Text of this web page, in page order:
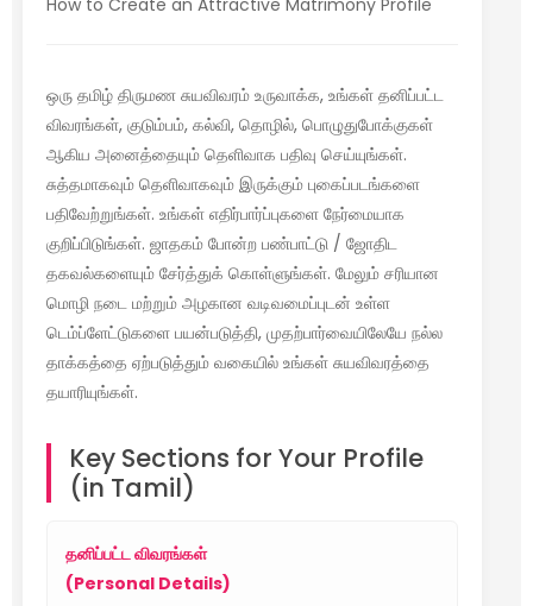
How to Create an Attractive Matrimony Profile
ஒரு தமிழ் திருமண சுயவிவரம் உருவாக்க, உங்கள் தனிப்பட்ட
விவரங்கள், குடும்பம், கல்வி, தொழில், பொழுதுபோக்குகள்
ஆகிய அனைத்தையும் தெளிவாக பதிவு செய்யுங்கள்.
சுத்தமாகவும் தெளிவாகவும் இருக்கும் புகைப்படங்களை
பதிவேற்றுங்கள். உங்கள் எதிர்பார்ப்புகளை நேர்மையாக
குறிப்பிடுங்கள். ஜாதகம் போன்ற பண்பாட்டு / ஜோதிட
தகவல்களையும் சேர்த்துக் கொள்ளுங்கள். மேலும் சரியான
மொழி நடை மற்றும் அழகான வடிவமைப்புடன் உள்ள
டெம்ப்ளேட்டுகளை பயன்படுத்தி, முதற்பார்வையிலேயே நல்ல
தாக்கத்தை ஏற்படுத்தும் வகையில் உங்கள் சுயவிவரத்தை
தயாரியுங்கள்.
Key Sections for Your Profile
(in Tamil)
தனிப்பட்ட விவரங்கள்
(Personal Details)